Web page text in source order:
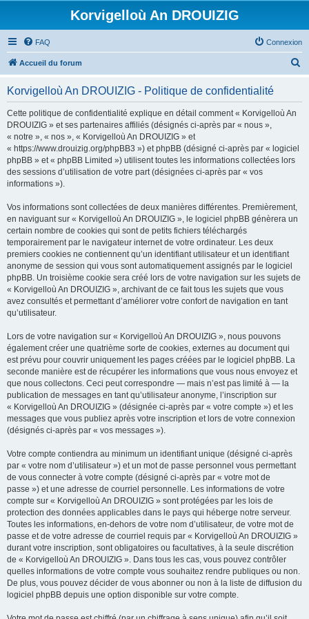
Korvigelloù An DROUIZIG
FAQ Connexion
Accueil du forum
Korvigelloù An DROUIZIG - Politique de confidentialité
Cette politique de confidentialité explique en détail comment « Korvigelloù An
DROUIZIG » et ses partenaires affiliés (désignés ci-après par « nous »,
« notre », « nos », « Korvigelloù An DROUIZIG » et
« https://www.drouizig.org/phpBB3 ») et phpBB (désigné ci-après par « logiciel
phpBB » et « phpBB Limited ») utilisent toutes les informations collectées lors
des sessions d’utilisation de votre part (désignées ci-après par « vos
informations »).
Vos informations sont collectées de deux manières différentes. Premièrement,
en naviguant sur « Korvigelloù An DROUIZIG », le logiciel phpBB génèrera un
certain nombre de cookies qui sont de petits fichiers téléchargés
temporairement par le navigateur internet de votre ordinateur. Les deux
premiers cookies ne contiennent qu’un identifiant utilisateur et un identifiant
anonyme de session qui vous sont automatiquement assignés par le logiciel
phpBB. Un troisième cookie sera créé lors de votre navigation sur les sujets de
« Korvigelloù An DROUIZIG », archivant de ce fait tous les sujets que vous
avez consultés et permettant d’améliorer votre confort de navigation en tant
qu’utilisateur.
Lors de votre navigation sur « Korvigelloù An DROUIZIG », nous pouvons
également créer une quatrième sorte de cookies, externes au document qui
est prévu pour couvrir uniquement les pages créées par le logiciel phpBB. La
seconde manière est de récupérer les informations que vous nous envoyez et
que nous collectons. Ceci peut correspondre — mais n’est pas limité à — la
publication de messages en tant qu’utilisateur anonyme, l’inscription sur
« Korvigelloù An DROUIZIG » (désignée ci-après par « votre compte ») et les
messages que vous publiez après votre inscription et lors de votre connexion
(désignés ci-après par « vos messages »).
Votre compte contiendra au minimum un identifiant unique (désigné ci-après
par « votre nom d’utilisateur ») et un mot de passe personnel vous permettant
de vous connecter à votre compte (désigné ci-après par « votre mot de
passe ») et une adresse de courriel personnelle. Les informations de votre
compte sur « Korvigelloù An DROUIZIG » sont protégées par les lois de
protection des données applicables dans le pays qui héberge notre serveur.
Toutes les informations, en-dehors de votre nom d’utilisateur, de votre mot de
passe et de votre adresse de courriel requis par « Korvigelloù An DROUIZIG »
durant votre inscription, sont obligatoires ou facultatives, à la seule discrétion
de « Korvigelloù An DROUIZIG ». Dans tous les cas, vous pouvez contrôler
quelles informations de votre compte vous souhaitez rendre publiques ou non.
De plus, vous pouvez décider de vous abonner ou non à la liste de diffusion du
logiciel phpBB depuis une option disponible sur votre compte.